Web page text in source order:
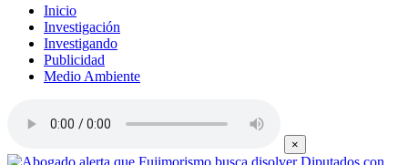
Inicio
Investigación
Investigando
Publicidad
Medio Ambiente
×